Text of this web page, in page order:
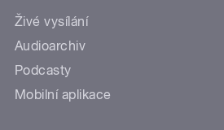
Živé vysílání
Audioarchiv
Podcasty
Mobilní aplikace